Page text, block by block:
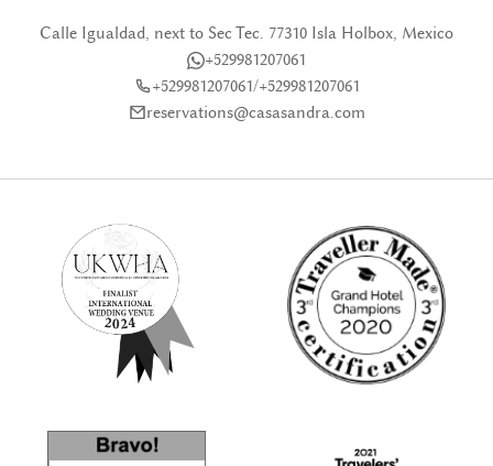
Calle Igualdad, next to Sec Tec. 77310 Isla Holbox, Mexico
+529981207061
+529981207061/+529981207061
reservations@casasandra.com